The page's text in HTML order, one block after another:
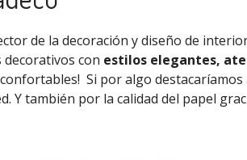
de la decoración y diseño de
decorativos con estilos elegantes,
Si por algo
Ytambién por la calidad del papel